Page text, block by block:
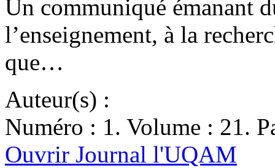
Un communiqué émanant
l’enseignement, à la
que…
Auteur(s) :
Numéro : 1. Volume : 21.
Ouvrir Journal l'UQAM